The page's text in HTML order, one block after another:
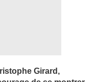
Girard,